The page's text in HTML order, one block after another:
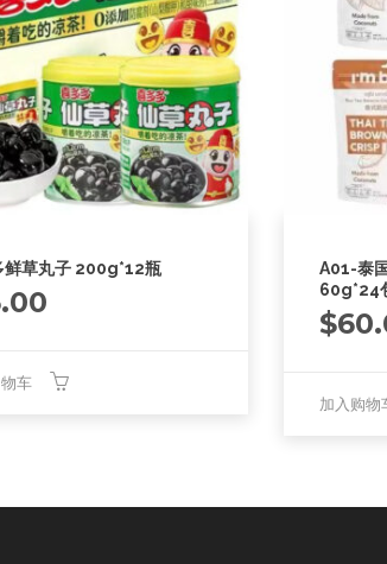
鲜草丸子 200g*12瓶
车
A01-泰
60g*24
$
加入购物